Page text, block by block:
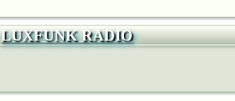
LUXFUNK RADIO